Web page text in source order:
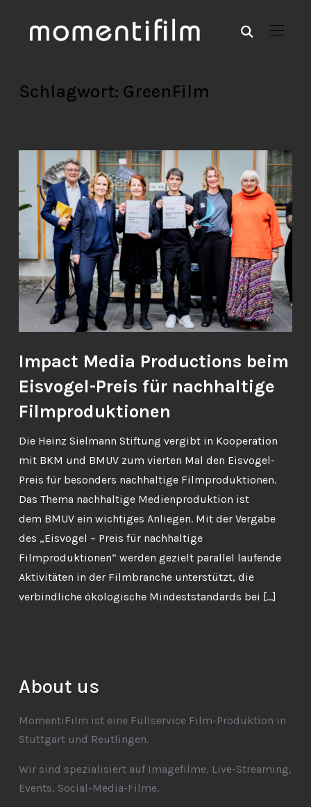
Schlagwort: GreenFilm
Impact Media Productions beim
Eisvogel-Preis für nachhaltige
Filmproduktionen
Die Heinz Sielmann Stiftung vergibt in Kooperation
mit BKM und BMUV zum vierten Mal den Eisvogel-
Preis für besonders nachhaltige Filmproduktionen.
Das Thema nachhaltige Medienproduktion ist
dem BMUV ein wichtiges Anliegen. Mit der Vergabe
des „Eisvogel – Preis für nachhaltige
Filmproduktionen“ werden gezielt parallel laufende
Aktivitäten in der Filmbranche unterstützt, die
verbindliche ökologische Mindeststandards bei […]
About us
MomentiFilm ist eine Fullservice Film-Produktion in
Stuttgart und Reutlingen.
Wir sind spezialisiert auf Imagefilme, Live-Streaming,
Events, Social-Media-Filme.